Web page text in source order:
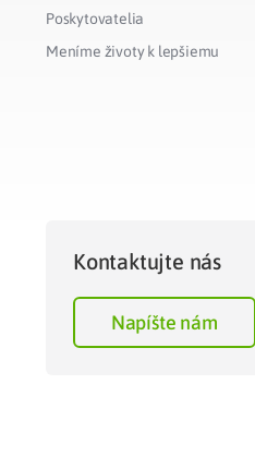
Poskytovatelia
Meníme životy k lepšiemu
Kontaktujte nás
Napíšte nám